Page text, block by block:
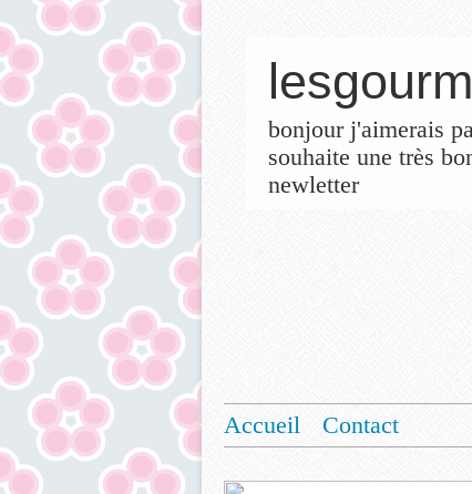
bonjour j'aimerais
souhaite une très
newletter
Accueil Contact